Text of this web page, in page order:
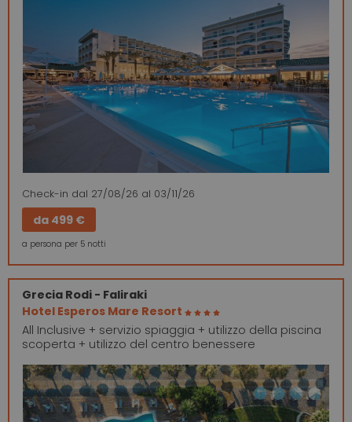
Check-in dal 27/08/26 al 03/11/26
da 499 €
a persona per 5 notti
Grecia Rodi - Faliraki
Hotel Esperos Mare Resort
All Inclusive + servizio spiaggia + utilizzo della piscina
scoperta + utilizzo del centro benessere